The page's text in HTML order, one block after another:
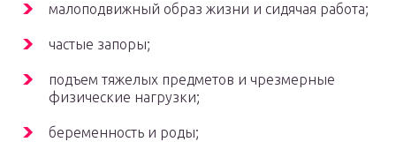
малоподвижный образ жизни и сидячая работа;
частые запоры;
подъем тяжелых предметов и чрезмерные
физические нагрузки;
беременность и роды;